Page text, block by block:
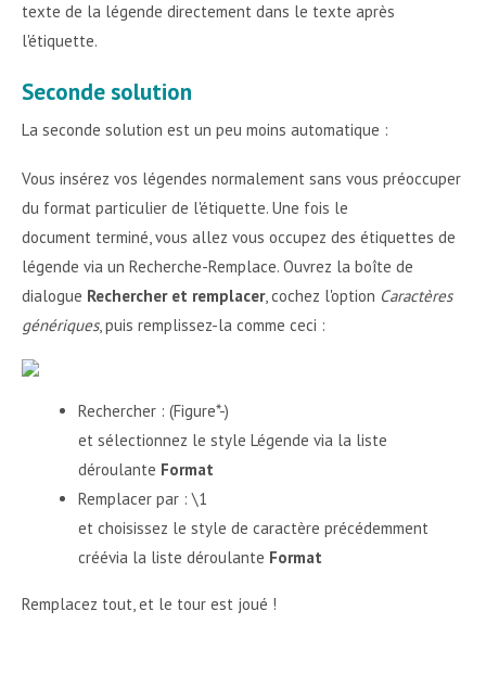
texte de la légende directement dans le texte après
l'étiquette.
Seconde solution
La seconde solution est un peu moins automatique :
Vous insérez vos légendes normalement sans vous préoccuper
du format particulier de l'étiquette. Une fois le
document terminé, vous allez vous occupez des étiquettes de
légende via un Recherche-Remplace. Ouvrez la boîte de
dialogue Rechercher et remplacer, cochez l'option Caractères
génériques, puis remplissez-la comme ceci :
Rechercher : (Figure*-)
et sélectionnez le style Légende via la liste
déroulante Format
Remplacer par : \1
et choisissez le style de caractère précédemment
créévia la liste déroulante Format
Remplacez tout, et le tour est joué !